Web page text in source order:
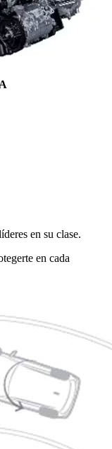
en su clase.
en cada